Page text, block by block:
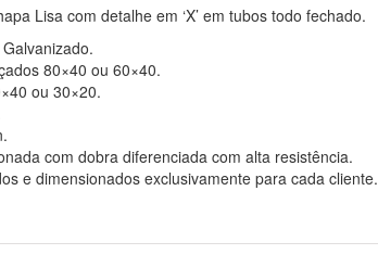
Lisa com detalhe em ‘X’ em tubos todo fechado.
80×40 ou 60×40.
ou 30×20.
com dobra diferenciada com alta resistência.
e dimensionados exclusivamente para cada cliente.